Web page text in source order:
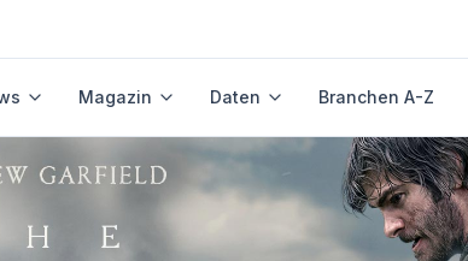
Magazin Daten Branchen A-Z